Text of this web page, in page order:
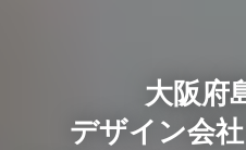
大阪府
デザイン会